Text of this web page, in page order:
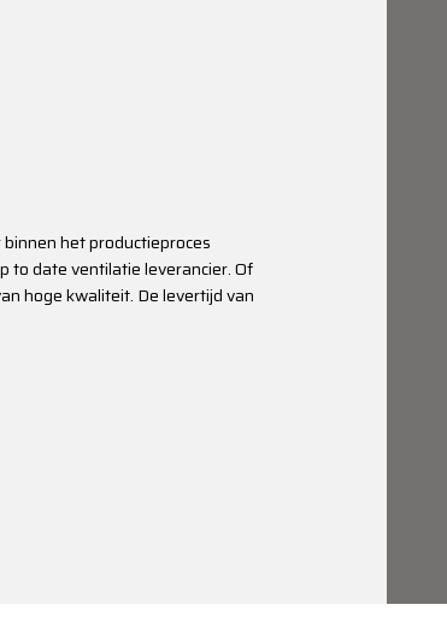
het productieproces
to date ventilatie leverancier. Of
hoge kwaliteit. De levertijd van